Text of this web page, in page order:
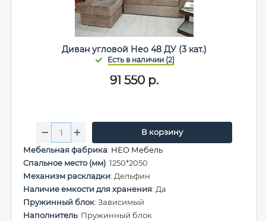
Диван угловой Нео 48 ДУ (3 кат.)
91 550 р.
В корзину
Мебельная фабрика: НЕО Мебель
Спальное место (мм): 1250*2050
Механизм раскладки: Дельфин
Наличие емкости для хранения: Да
Пружинный блок: Зависимый
Наполнитель: Пружинный блок